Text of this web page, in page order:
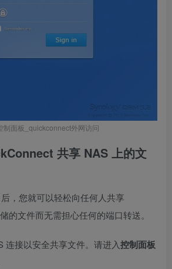
制面板_quickconnect外网访问
共享 NAS 上的文
，您就可以轻松向任何人共享
的文件而无需担心任何的端口转送。
连接以安全共享文件。请进入控制面板